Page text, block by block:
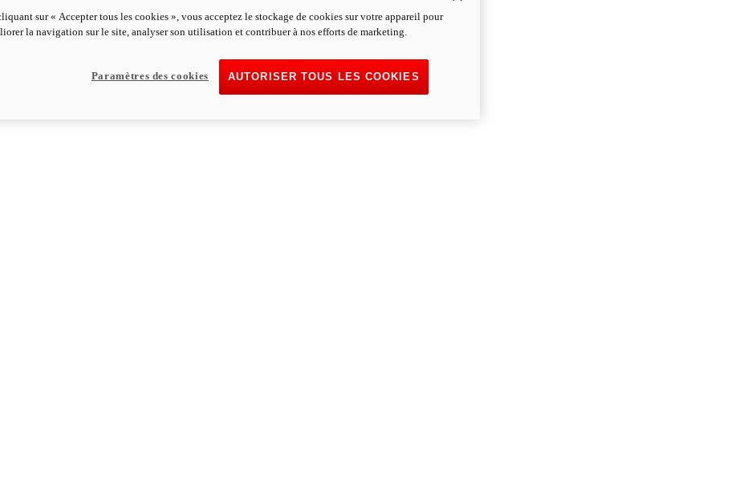
sur « Accepter tous les cookies », vous acceptez le stockage de cookies sur votre appareil pour
la navigation sur le site, analyser son utilisation et contribuer à nos efforts de marketing.
AUTORISER TOUS LES COOKIES
Paramètres des cookies